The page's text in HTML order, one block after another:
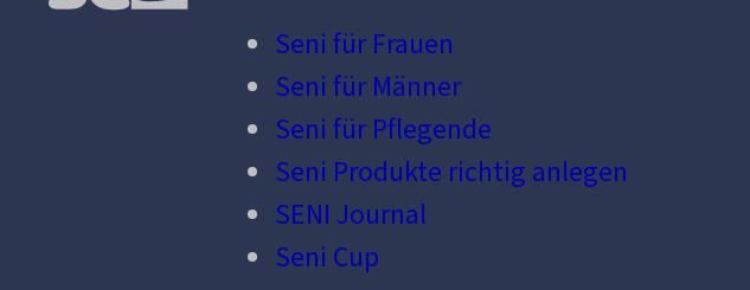
Seni für Frauen
Seni für Männer
Seni für Pflegende
Seni Produkte richtig anlegen
SENI Journal
Seni Cup